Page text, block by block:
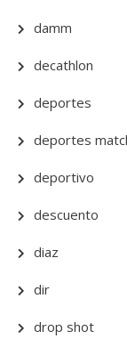
damm
decathlon
deportes
deportes
deportivo
descuento
diaz
dir
drop shot